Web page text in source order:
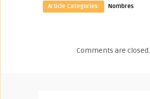
Article Categories:
Nombres
Comments are closed.